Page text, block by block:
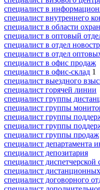
специалист в
специалист внутреннего
специалист в области
специалист в оптовый
специалист в отдел
специалист в отдел
специалист в офис продаж
специалист в офис-склад 1
специалист выездного
специалист горячей линии
специалист группы
специалист группы
специалист группы
специалист группы
специалист группы продаж
специалист департамента
специалист депозитария
специалист
специалист
специалист договорного